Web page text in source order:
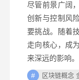
尽管前景广阔
创新与控制风
要挑战。随着
走向核心，成
来深远的影响。
区块链概念